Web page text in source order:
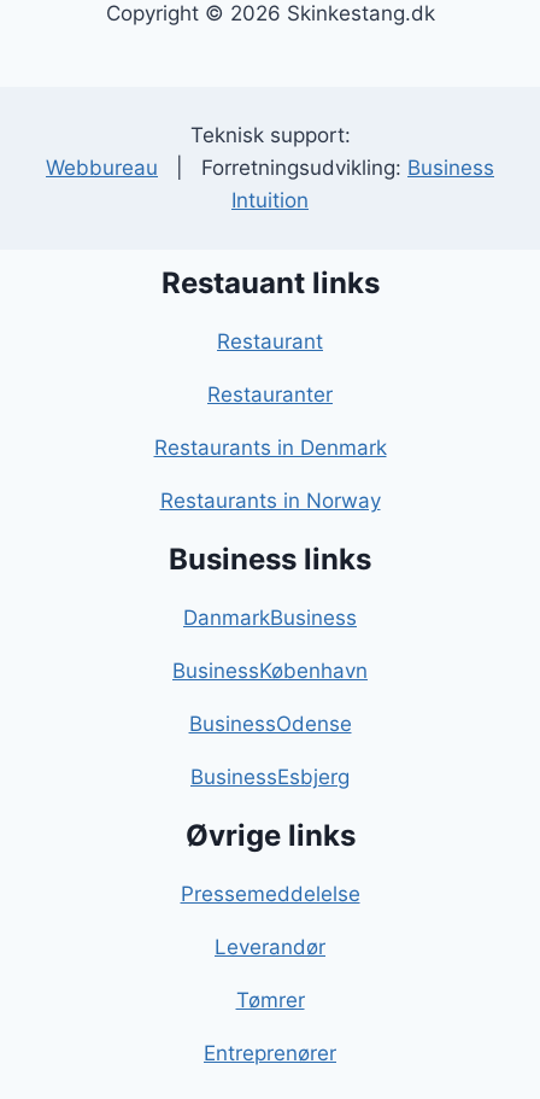
Copyright © 2026 Skinkestang.dk
Teknisk support:
Webbureau | Forretningsudvikling: Business
Intuition
Restauant links
Restaurant
Restauranter
Restaurants in Denmark
Restaurants in Norway
Business links
DanmarkBusiness
BusinessKøbenhavn
BusinessOdense
BusinessEsbjerg
Øvrige links
Pressemeddelelse
Leverandør
Tømrer
Entreprenører